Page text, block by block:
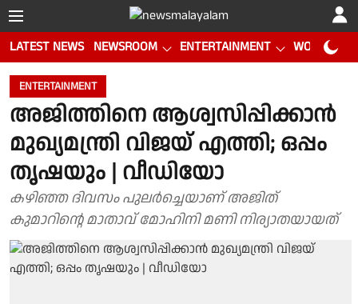
LATEST NEWS NEWSROOM ENTERTAINMENT WORLD CUP
ENTERTAINMENT
അജിത്തിനെ ആശ്വസിപ്പിക്കാൻ
മുഖ്യമന്ത്രി വിജയ് എത്തി; ഒപ്പം
തൃഷയും | വീഡിയോ
കഴിഞ്ഞ ദിവസം പുലർച്ചെയാണ് അജിത്
കുമാറിന്റെ മാതാവ് മോഹിനി മണി നിര്യാതയായത്